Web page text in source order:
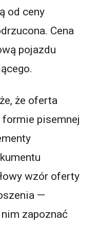
od ceny
Cena
pojazdu
że oferta
pisemnej
wzór oferty
—
zapoznać